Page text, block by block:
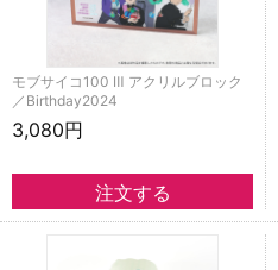
モブサイコ100 Ⅲ アクリルブロック
／Birthday2024
3,080円